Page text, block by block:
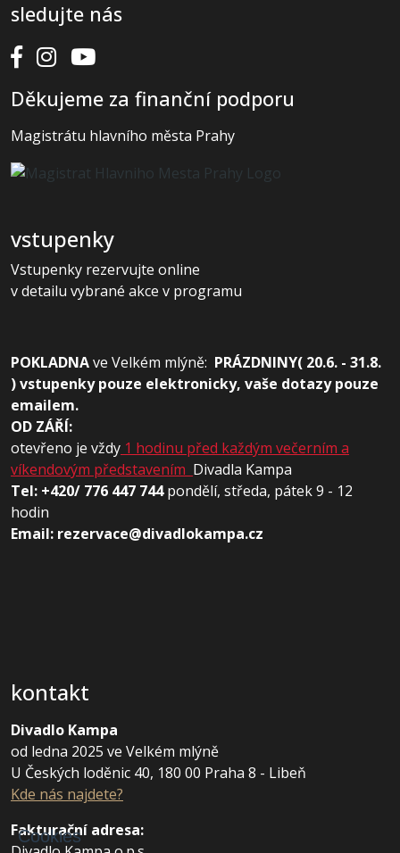
sledujte nás
Děkujeme za finanční podporu
Magistrátu hlavního města Prahy
vstupenky
Vstupenky rezervujte online
v detailu vybrané akce v programu
POKLADNAve Velkém mlýně: PRÁZDNINY( 20.6. - 31.8.
) vstupenky pouze elektronicky, vaše dotazy pouze
emailem.
OD ZÁŘÍ:
otevřeno je vždy 1 hodinu před každým večerním a
víkendovým představením Divadla Kampa
Tel: +420/ 776 447 744pondělí, středa, pátek 9 - 12
hodin
Email: rezervace@divadlokampa.cz
kontakt
Divadlo Kampa
od ledna 2025 ve Velkém mlýně
U Českých loděnic 40, 180 00 Praha 8 - Libeň
Kde nás najdete?
Fakturační adresa:
Cookies